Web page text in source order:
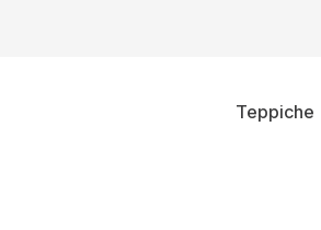
Teppiche